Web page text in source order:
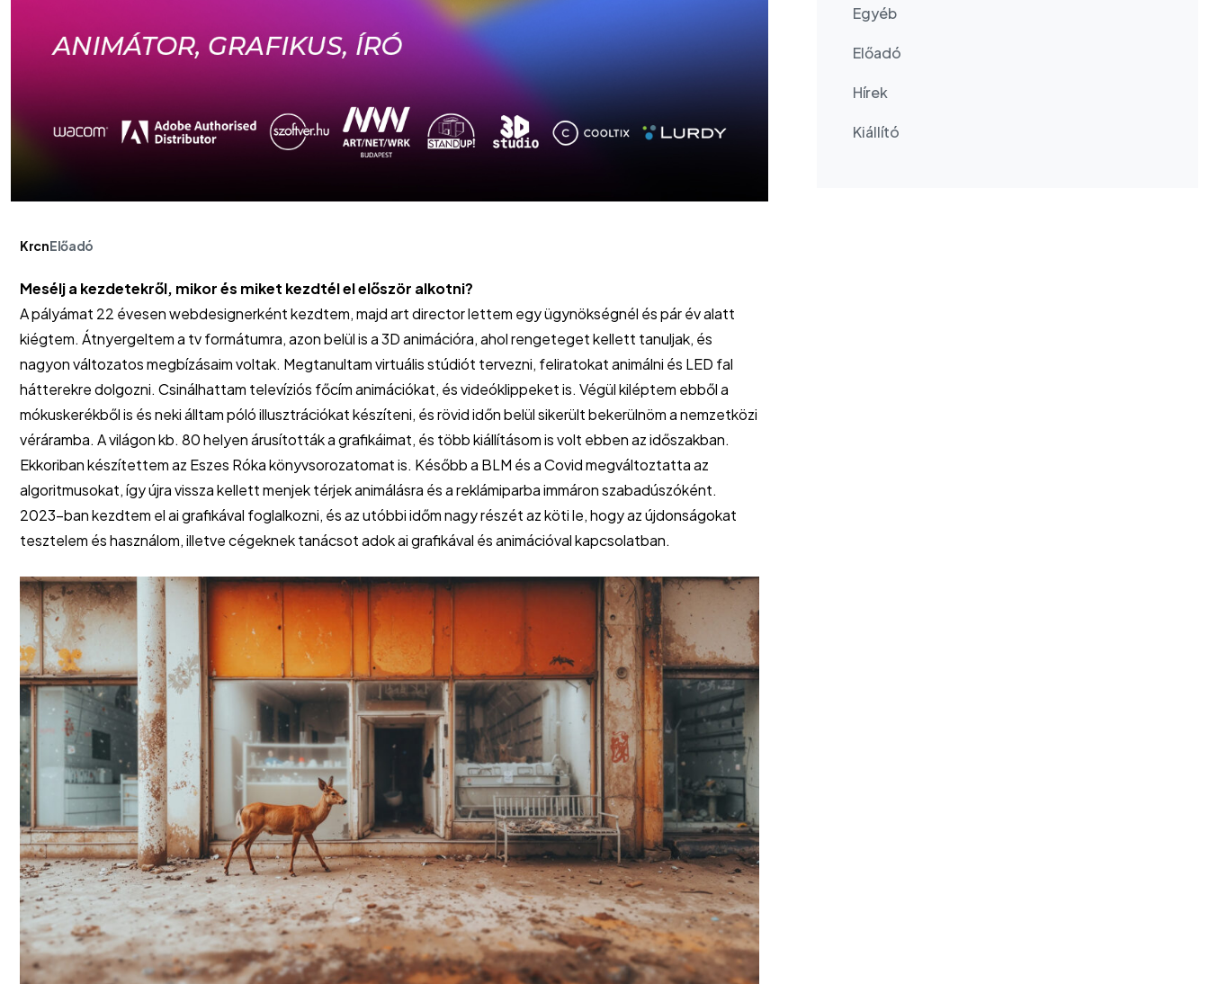
KrcnElőadó
Mesélj a kezdetekről, mikor és miket kezdtél el először alkotni?
A pályámat 22 évesen webdesignerként kezdtem, majd art director lettem egy ügynökségnél és pár év alatt
kiégtem. Átnyergeltem a tv formátumra, azon belül is a 3D animációra, ahol rengeteget kellett tanuljak, és
nagyon változatos megbízásaim voltak. Megtanultam virtuális stúdiót tervezni, feliratokat animálni és LED fal
hátterekre dolgozni. Csinálhattam televíziós főcím animációkat, és videóklippeket is. Végül kiléptem ebből a
mókuskerékből is és neki álltam póló illusztrációkat készíteni, és rövid időn belül sikerült bekerülnöm a nemzetközi
véráramba. A világon kb. 80 helyen árusították a grafikáimat, és több kiállításom is volt ebben az időszakban.
Ekkoriban készítettem az Eszes Róka könyvsorozatomat is. Később a BLM és a Covid megváltoztatta az
algoritmusokat, így újra vissza kellett menjek térjek animálásra és a reklámiparba immáron szabadúszóként.
2023-ban kezdtem el ai grafikával foglalkozni, és az utóbbi időm nagy részét az köti le, hogy az újdonságokat
tesztelem és használom, illetve cégeknek tanácsot adok ai grafikával és animációval kapcsolatban.
Egyéb
Előadó
Hírek
Kiállító